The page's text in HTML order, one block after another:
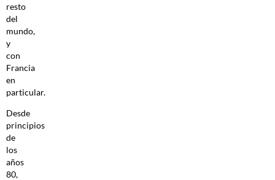
resto
del
mundo,
y
con
Francia
en
particular.
Desde
principios
de
los
años
80,